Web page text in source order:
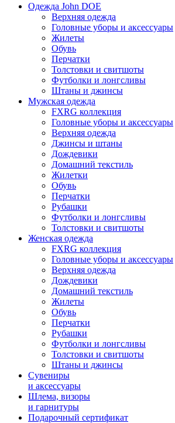
Одежда John DOE
Верхняя одежда
Головные уборы и аксессуары
Жилеты
Обувь
Перчатки
Толстовки и свитшоты
Футболки и лонгсливы
Штаны и джинсы
Мужская одежда
FXRG коллекция
Головные уборы и аксессуары
Верхняя одежда
Джинсы и штаны
Дождевики
Домашний текстиль
Жилетки
Обувь
Перчатки
Рубашки
Футболки и лонгсливы
Толстовки и свитшоты
Женская одежда
FXRG коллекция
Головные уборы и аксессуары
Верхняя одежда
Дождевики
Домашний текстиль
Жилеты
Обувь
Перчатки
Рубашки
Футболки и лонгсливы
Толстовки и свитшоты
Штаны и джинсы
Сувениры
и аксессуары
Шлема, визоры
и гарнитуры
Подарочный сертификат